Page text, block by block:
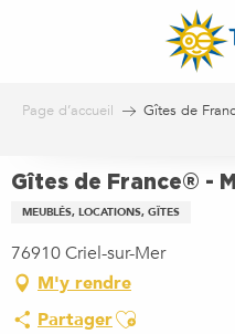
Page d’accueil Gîtes de
Gîtes de France® -
MEUBLÉS, LOCATIONS, GÎTES
76910 Criel-sur-Mer
M'y rendre
PartagerAjouter aux